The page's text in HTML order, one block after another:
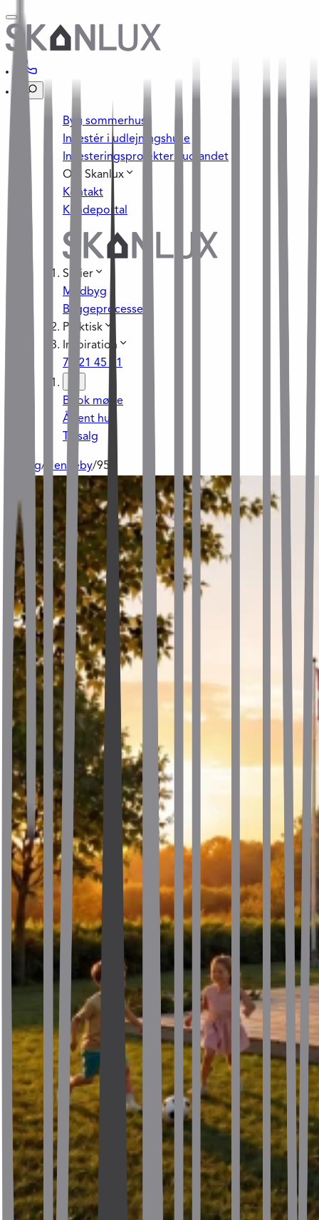
Byg sommerhus
Investér i udlejningshuse
Investeringsprojekter i udlandet
Om Skanlux
Kontakt
Kundeportal
Serier
Medbyg
Byggeprocessen
Praktisk
Inspiration
70 21 45 21
Book møde
Åbent hus
Til salg
Til salg/ Henneby/95